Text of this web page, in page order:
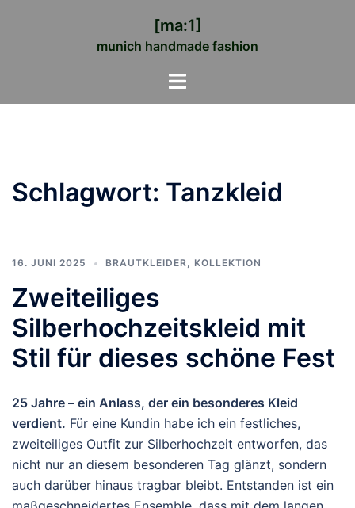
[ma:1]
munich handmade fashion
Menü
Schlagwort: Tanzkleid
16. JUNI 2025 BRAUTKLEIDER, KOLLEKTION
Zweiteiliges
Silberhochzeitskleid mit
Stil für dieses schöne Fest
25 Jahre – ein Anlass, der ein besonderes Kleid
verdient. Für eine Kundin habe ich ein festliches,
zweiteiliges Outfit zur Silberhochzeit entworfen, das
nicht nur an diesem besonderen Tag glänzt, sondern
auch darüber hinaus tragbar bleibt. Entstanden ist ein